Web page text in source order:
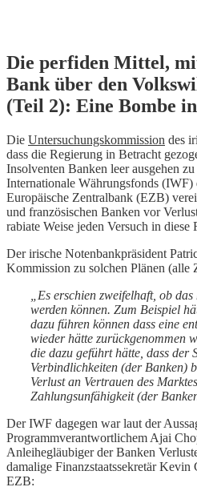
Skip
to
content
Die perfiden Mittel,
Bank über den
(Teil 2): Eine Bombe
Die Untersuchungskommission des
dass die Regierung in Betracht
Insolventen Banken leer ausgehen zu
Internationale Währungsfonds (IWF)
Europäische Zentralbank (EZB)
und französischen Banken vor
rabiate Weise jeden Versuch in diese
Der irische Notenbankpräsident
Kommission zu solchen Plänen (alle
„Es erschien zweifelhaft, ob
werden können. Zum Beispiel
dazu führen können dass eine
wieder hätte zurückgenommen
die dazu geführt hätte, dass der
Verbindlichkeiten (der Banken)
Verlust an Vertrauen des
Zahlungsunfähigkeit (der
Der IWF dagegen war laut der
Programmverantwortlichem Ajai
Anleihegläubiger der Banken
damalige Finanzstaatssekretär
EZB: